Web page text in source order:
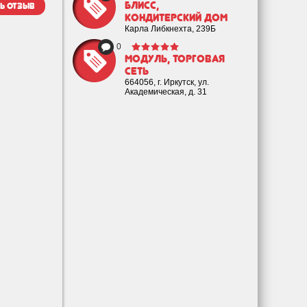
Блисс,
кондитерский дом
Карла Либкнехта, 239Б
0
Модуль, торговая
сеть
664056, г. Иркутск, ул.
Академическая, д. 31
отзыв